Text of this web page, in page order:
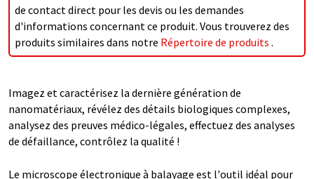
de contact direct pour les devis ou les demandes
d'informations concernant ce produit. Vous trouverez des
produits similaires dans notre Répertoire de produits .
Imagez et caractérisez la dernière génération de
nanomatériaux, révélez des détails biologiques complexes,
analysez des preuves médico-légales, effectuez des analyses
de défaillance, contrôlez la qualité !
Le microscope électronique à balayage est l'outil idéal pour